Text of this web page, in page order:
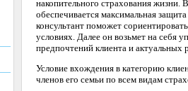
накопительного страхования
обеспечивается максимальная
консультант поможет
условиях. Далее он возьмет на себя
предпочтений клиента и актуальных
Условие вхождения в категорию
членов его семьи по всем видам